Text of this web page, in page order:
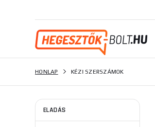
ELADÁS
HONLAP KÉZI SZERSZÁMOK